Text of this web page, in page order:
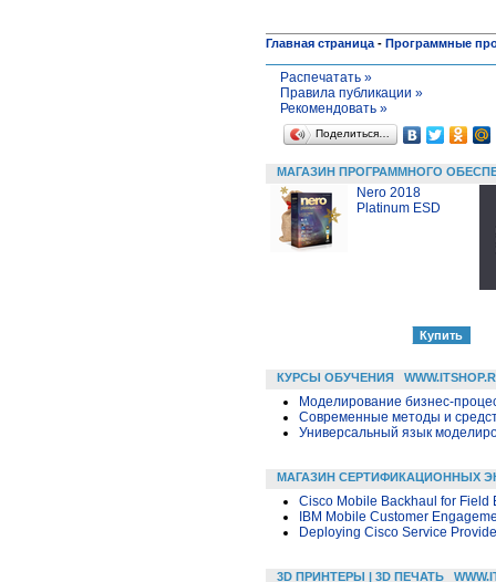
Главная страница - Программные
Распечатать »
Правила публикации »
Рекомендовать »
Поделиться…
МАГАЗИН ПРОГРАММНОГО
Nero 2018
Platinum ESD
КУРСЫ ОБУЧЕНИЯ
Моделирование бизнес-
Современные методы и
Универсальный язык
МАГАЗИН СЕРТИФИКАЦИОННЫХ
Cisco Mobile Backhaul for Field
IBM Mobile Customer
Deploying Cisco Service
3D ПРИНТЕРЫ | 3D ПЕЧАТЬ